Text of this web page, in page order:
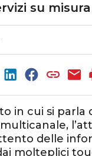
su misura
in cui si parla
delle
molteplici